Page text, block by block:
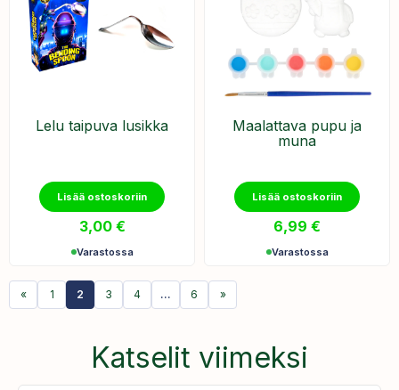
Lelu taipuva lusikka
Lisää ostoskoriin
3,00 €
Varastossa
Maalattava pupu ja
muna
Lisää ostoskoriin
6,99 €
Varastossa
« 1 2 3 4 … 6 »
Katselit viimeksi